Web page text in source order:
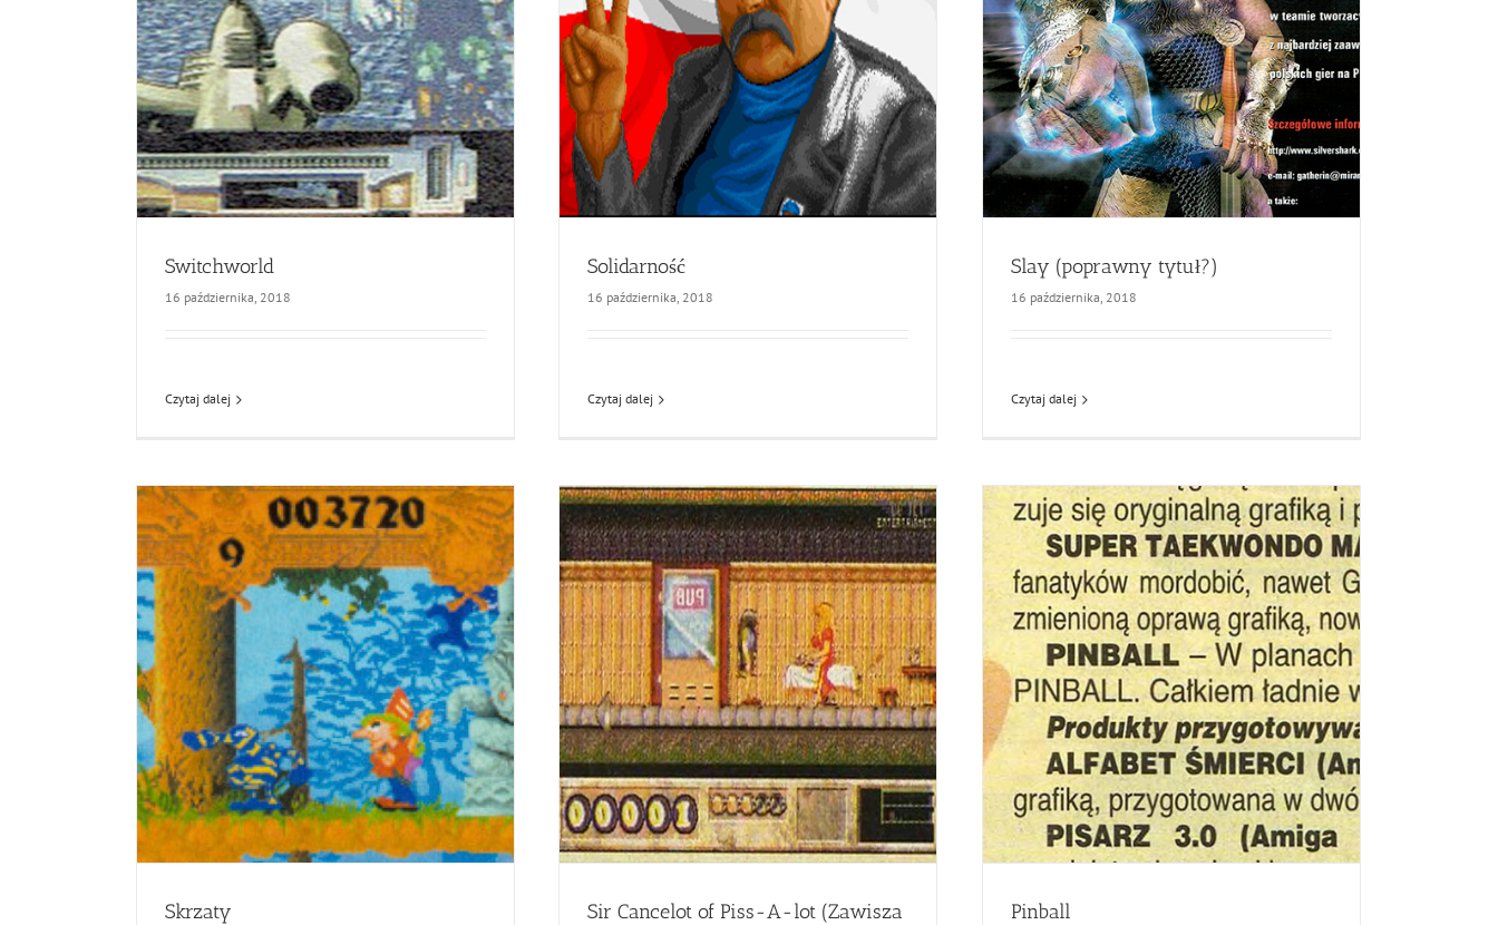
Switchworld
16 października, 2018
Czytaj dalej
Solidarność
16 października, 2018
Czytaj dalej
Slay (poprawny tytuł?)
16 października, 2018
Czytaj dalej
Skrzaty
Sir Cancelot of Piss-A-lot (Zawisza
Pinball